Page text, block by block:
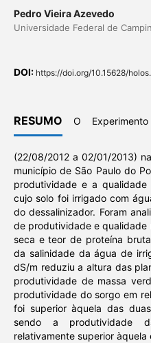
Pedro Vieira Azevedo
Universidade Federal de
DOI: https://doi.org/10.15628/
RESUMO O
(22/08/2012 a 02/01/2013)
município de São Paulo do
produtividade e a
cujo solo foi irrigado com
do dessalinizador. Foram
de produtividade e qualidade
seca e teor de proteína
da salinidade da água de
dS/m reduziu a altura das
produtividade de massa
produtividade do sorgo em
foi superior àquela das
sendo a produtividade
relativamente superior